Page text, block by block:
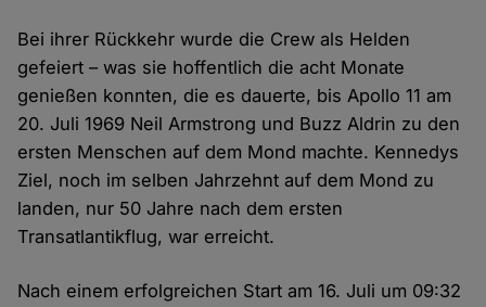
Bei ihrer Rückkehr wurde die Crew als Helden
gefeiert – was sie hoffentlich die acht Monate
genießen konnten, die es dauerte, bis Apollo 11 am
20. Juli 1969 Neil Armstrong und Buzz Aldrin zu den
ersten Menschen auf dem Mond machte. Kennedys
Ziel, noch im selben Jahrzehnt auf dem Mond zu
landen, nur 50 Jahre nach dem ersten
Transatlantikflug, war erreicht.
Nach einem erfolgreichen Start am 16. Juli um 09:32